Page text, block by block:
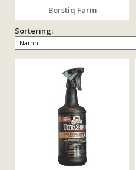
Borstiq Farm
Sortering: